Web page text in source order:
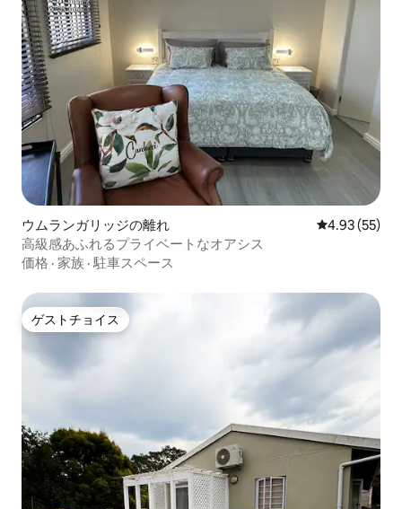
ウムランガリッジの離れ レビュー55
4.93 (55)
高級感あふれるプライベートなオアシス
価格 · 家族 ·駐車スペース
ゲストチョイス
ゲストチョイス